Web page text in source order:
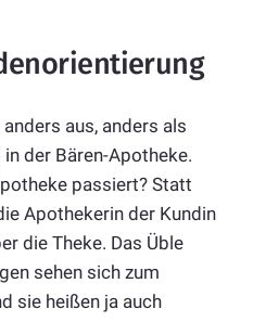
aus, anders als
der Bären-Apotheke.
passiert? Statt
Apothekerin der Kundin
die Theke. Das Üble
sehen sich zum
sie heißen ja auch